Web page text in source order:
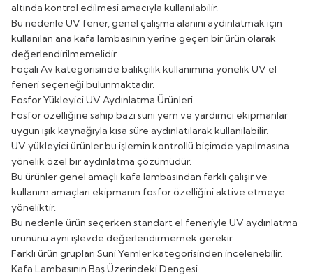
altında kontrol edilmesi amacıyla kullanılabilir.
Bu nedenle UV fener, genel çalışma alanını aydınlatmak için
kullanılan ana kafa lambasının yerine geçen bir ürün olarak
değerlendirilmemelidir.
Foçalı Av kategorisinde balıkçılık kullanımına yönelik UV el
feneri seçeneği bulunmaktadır.
Fosfor Yükleyici UV Aydınlatma Ürünleri
Fosfor özelliğine sahip bazı suni yem ve yardımcı ekipmanlar
uygun ışık kaynağıyla kısa süre aydınlatılarak kullanılabilir.
UV yükleyici ürünler bu işlemin kontrollü biçimde yapılmasına
yönelik özel bir aydınlatma çözümüdür.
Bu ürünler genel amaçlı kafa lambasından farklı çalışır ve
kullanım amaçları ekipmanın fosfor özelliğini aktive etmeye
yöneliktir.
Bu nedenle ürün seçerken standart el feneriyle UV aydınlatma
ürününü aynı işlevde değerlendirmemek gerekir.
Farklı ürün grupları Suni Yemlerkategorisinden incelenebilir.
Kafa Lambasının Baş Üzerindeki Dengesi